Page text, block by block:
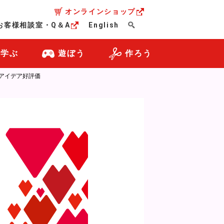
オンラインショップ
客様相談室・Q＆A
English
ぶ 遊ぼう 作ろう
イデア好評価